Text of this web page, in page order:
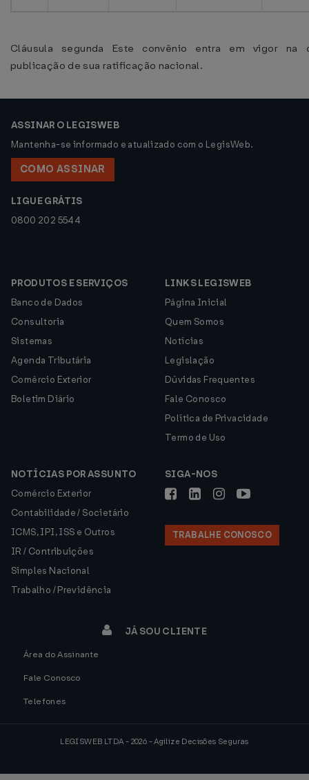
Cláusula segunda Este convênio entra em vigor na
publicação de sua ratificação nacional.
ASSINAR O LEGISWEB
Mantenha-se informado e atualizado com o LegisWeb.
COMO ASSINAR
LIGUE GRÁTIS
0800 202 5544
PRODUTOS E SERVIÇOS
Banco de Dados
Consultoria
Sistemas
Agenda Tributária
Comércio Exterior
Boletim Diário
LINKS LEGISWEB
Página Inicial
Quem Somos
Notícias
Legislação
Dúvidas Frequentes
Fale Conosco
Política de Privacidade
Termo de Uso
NOTÍCIAS POR ASSUNTO
Comércio Exterior
Contabilidade / Societário
ICMS, IPI, ISS e Outros
IR / Contribuições
Simples Nacional
Trabalho / Previdência
SIGA-NOS
TRABALHE CONOSCO
JÁ SOU CLIENTE
Área do Assinante
Fale Conosco
Telefones
LEGISWEB LTDA - 2026 - Agilize Decisões Seguras